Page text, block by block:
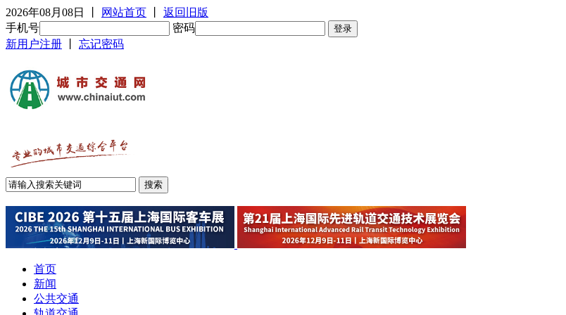
2026年08月08日 网站首页
返回旧版
手机号
密码
新用户注册
忘记密码
首页
新闻
公共交通